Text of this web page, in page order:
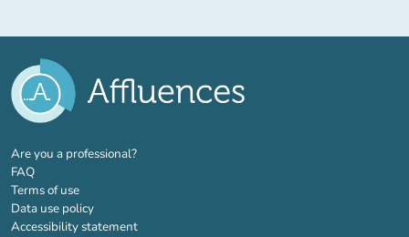
Are you a professional?(new tab)
FAQ
Terms of use
Data use policy
Accessibility statement